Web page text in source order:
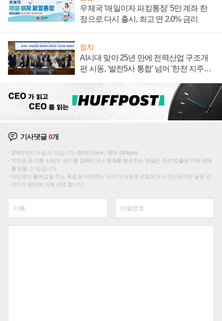
우체국 '매일이자 파킹통장' 5만 계좌 한
정으로 다시 출시, 최고 연 2.0% 금리
정치
AI시대 맞아 25년 만에 전력산업 구조개
편 시동, '발전5사 통합' 넘어 '한전 지주사'
기사댓글0개
200자까지 쓰실 수 있습니다. (현재 0 byte / 최대 400byte)
저작권 등 다른 사람의 권리를 침해하거나 명예를 훼손하는 댓글은 관련 법률에 의해 제재
를 받을 수 있습니다.
타인에게 불쾌감을 주는 욕설 등 비하하는 단어가 내용에 포함되거나 인신공격성 글은 관
리자의 판단에 의해 삭제 합니다.